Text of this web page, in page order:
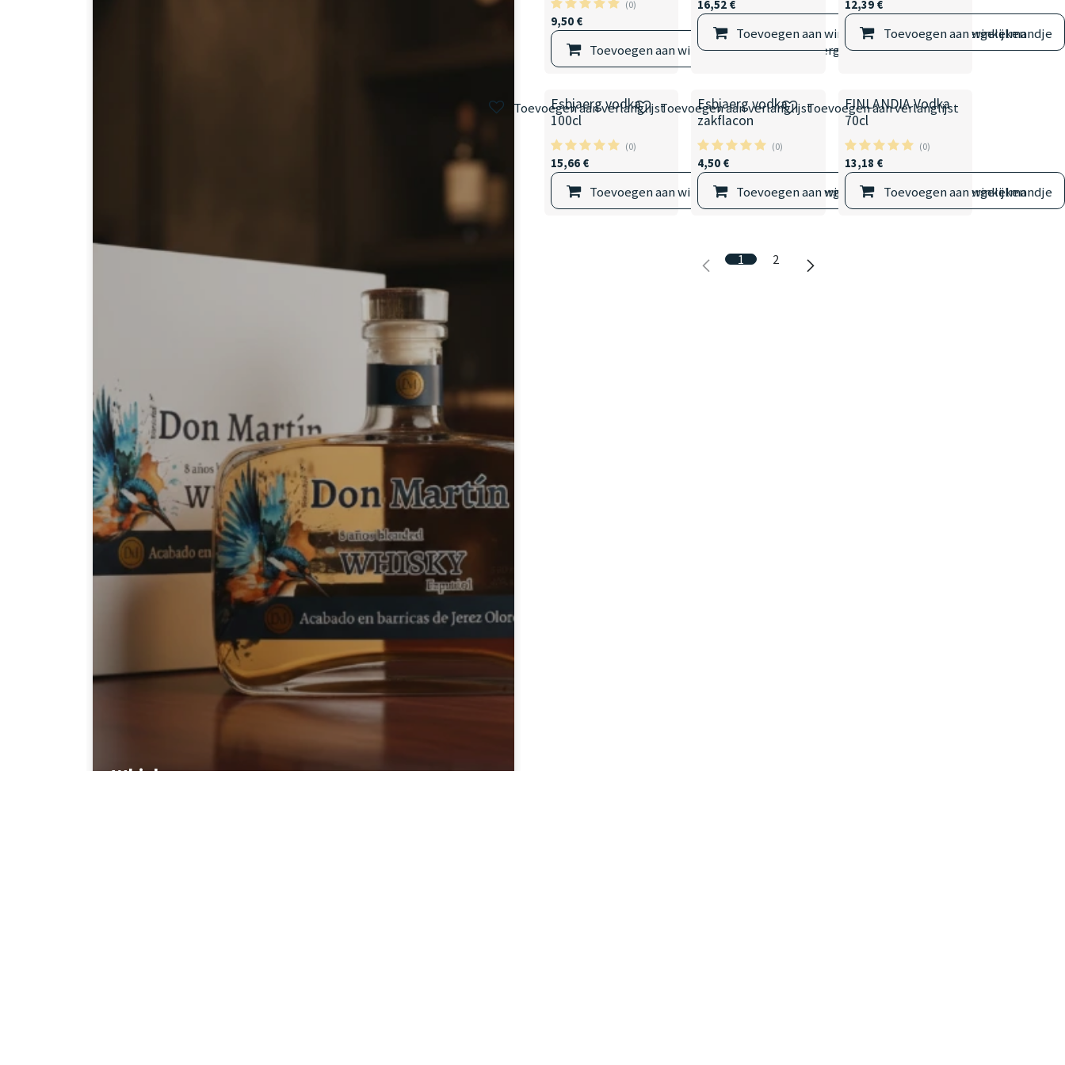
Whisky
(0)
9,50 €
Toevoegen aan winkelmandje Vergelijken
16,52 €
Toevoegen aan winkelmandje Vergelijken
12,39€
Toevoegen aan winkelmandje
Esbjaerg vodka
100cl
(0)
15,66 €
Toevoegen aan winkelmandje Vergelijken
Toevoegen aan verlanglijst
Esbjaerg vodka
zakflacon
(0)
4,50 €
Toevoegen aan winkelmandje Vergelijken
Toevoegen aan verlanglijst
FINLANDIA Vodka
70cl
(0)
13,18 €
Toevoegen aan winkelmandje
Toevoegen aan verlanglijst
1 2